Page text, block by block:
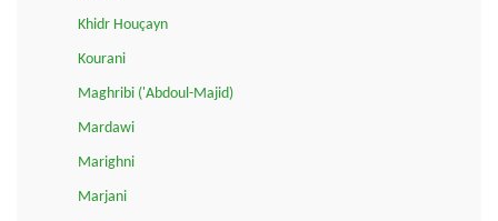
Khidr Houçayn
Kourani
Maghribi ('Abdoul-Majid)
Mardawi
Marighni
Marjani